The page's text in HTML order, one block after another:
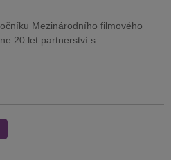
Mezinárodního filmového
20 let partnerství s...